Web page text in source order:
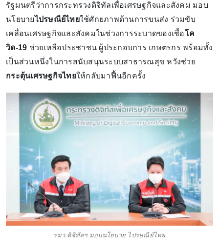
รัฐมนตรีว่าการกระทรวงดิจิทัลเพื่อเศรษฐกิจและสังคม มอบ
นโยบายไปรษณีย์ไทยใช้ศักยภาพด้านการขนส่ง ร่วมขับ
เคลื่อนเศรษฐกิจและสังคมในช่วงการระบาดของเชื้อโค
วิด-19 ช่วยเหลือประชาชน ผู้ประกอบการ เกษตรกร พร้อมทั้ง
เป็นส่วนหนึ่งในการสนับสนุนระบบสาธารณสุข หวังช่วย
กระตุ้นเศรษฐกิจไทยให้กลับมาฟื้นอีกครั้ง
รมว.ดิจิทัลฯ มอบนโยบาย ไปรษณีย์ไทย